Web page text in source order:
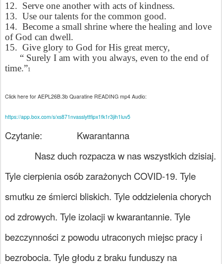
12. Serve one another with acts of kindness.
13. Use our talents for the common good.
14. Become a small shrine where the healing and love
of God can dwell.
15. Give glory to God for His great mercy,
“ Surely I am with you always, even to the end of
time.”1
Click here for AEPL26B.3b Quaratine READING mp4 Audio:
https://app.box.com/s/xs871nvasslyttfipx1fk1r3jih1luv5
Czytanie:
Kwarantanna
Nasz duch rozpacza w nas wszystkich dzisiaj.
Tyle cierpienia osób zarażonych COVID-19. Tyle
smutku ze śmierci bliskich. Tyle oddzielenia chorych
od zdrowych. Tyle izolacji w kwarantannie. Tyle
bezczynności z powodu utraconych miejsc pracy i
bezrobocia. Tyle głodu z braku funduszy na